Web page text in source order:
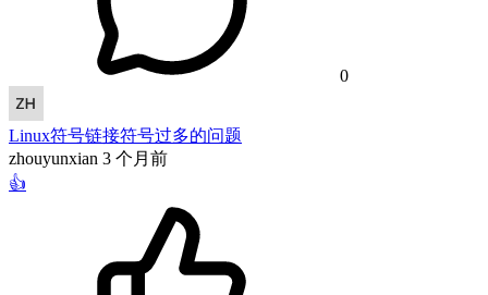
0
Linux符号链接符号过多的问题
zhouyunxian 3 个月前
👍